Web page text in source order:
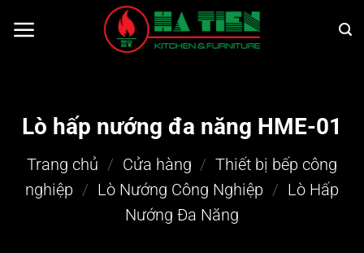
qua
Lò hấp nướng đa năng HME-01
Trang chủ / Cửa hàng / Thiết bị bếp công
nghiệp / Lò Nướng Công Nghiệp / Lò Hấp
Nướng Đa Năng